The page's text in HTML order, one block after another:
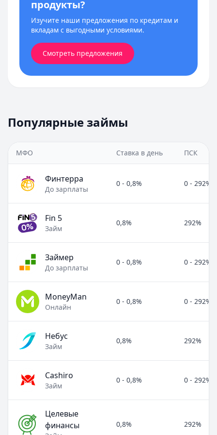
продукты?
Изучите наши предложения по кредитам и
вкладам с выгодными условиями.
Смотреть предложения
Популярные займы
МФО Ставка в день ПСК
Финтерра
До зарплаты
0 - 0,8% 0 - 292%
Fin 5
Займ
0,8% 292%
Займер
До зарплаты
0 - 0,8% 0 - 292%
MoneyMan
Онлайн
0 - 0,8% 0 - 292%
Небус
Займ
0,8% 292%
Cashiro
Займ
0 - 0,8% 0 - 292%
Целевые
финансы
0,8% 292%